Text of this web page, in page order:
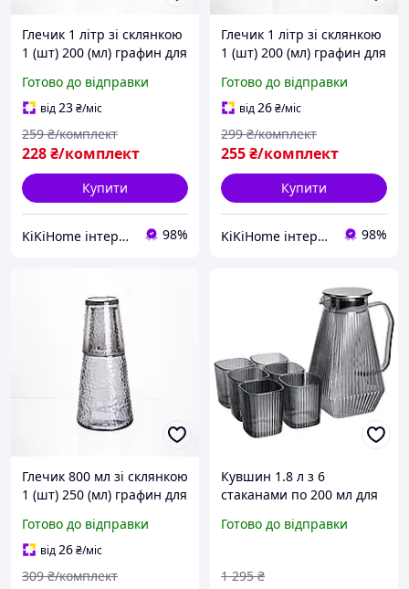
Глечик 1 літр зі склянкою
1 (шт) 200 (мл) графин для
лимонаду глечик для
напоїв Прозорий
Готово до відправки
від23₴/міс
228₴/комплект
259 ₴/комплект
Купити
KiKiHome інтернет-магазин якісних товарів для дому 98%
Глечик 1 літр зі склянкою
1 (шт) 200 (мл) графин для
лимонаду глечик для
напоїв Коричневий
Готово до відправки
від26₴/міс
255₴/комплект
299 ₴/комплект
Купити
KiKiHome інтернет-магазин якісних товарів для дому 98%
Глечик 800 мл зі склянкою
1 (шт) 250 (мл) графин для
лимонаду глечик для
напоїв Прозрачный
Готово до відправки
від26₴/міс
309 ₴/комплект
Кувшин 1.8 л з 6
стаканами по 200 мл для
лимонаду, сірий
Готово до відправки
1 295 ₴